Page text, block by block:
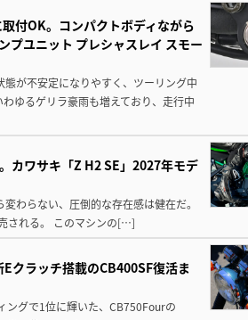
付OK。コンパクトボディながら
プユニット プレシャスレイ スモー
が不安定になりやすく、ツーリング中
ゆるゲリラ豪雨も増えており、走行中
カワサキ「Z H2 SE」2027年モデ
わらない、圧倒的な存在感は健在だ。
される。 このマシンの[…]
クラッチ搭載のCB400SF復活ま
ングで1位に輝いた、CB750Fourの